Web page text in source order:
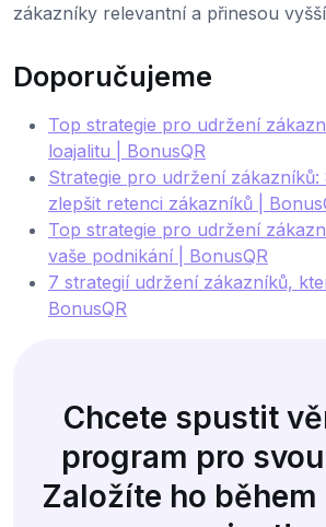
zákazníky relevantní a přinesou
Doporučujeme
Top strategie pro udržení
loajalitu | BonusQR
Strategie pro udržení zákazníků:
zlepšit retenci zákazníků |
Top strategie pro udržení
vaše podnikání | BonusQR
7 strategií udržení zákazníků,
BonusQR
Chcete spustit
program pro
Založíte ho